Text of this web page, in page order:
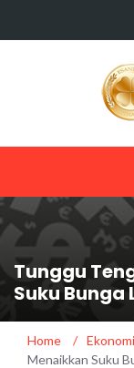
Tunggu
Suku Bunga
Home /
Menaikkan Suku